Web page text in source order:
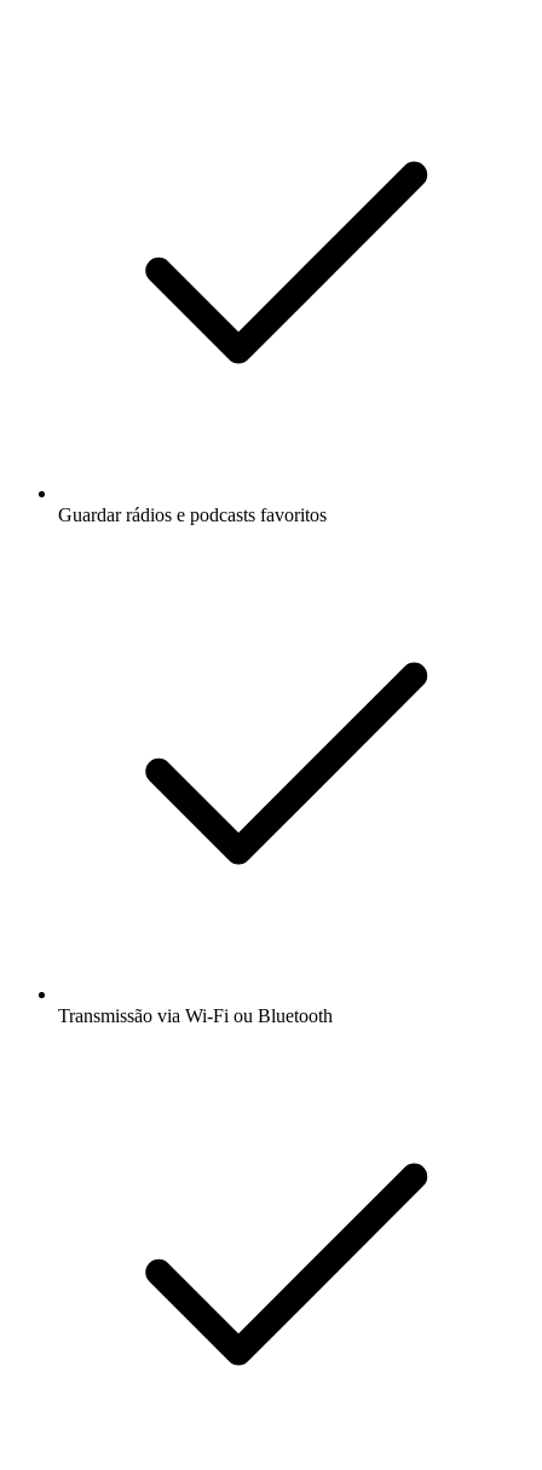
Guardar rádios e podcasts favoritos
Transmissão via Wi-Fi ou Bluetooth